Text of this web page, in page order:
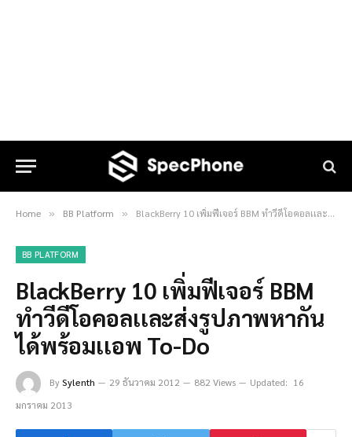
Home » BB Platform » BlackBerry 10 เพิ่มฟีเจอร์ BBM ทำวีดีโอคอลเเละส่งรูปภาพหากันได้พร้อมเเอพ To-Do
BB PLATFORM
BlackBerry 10 เพิ่มฟีเจอร์ BBM
ทำวีดีโอคอลเเละส่งรูปภาพหากัน
ได้พร้อมเเอพ To-Do
BySylenth 29 ธันวาคม 2012 882 Views Updated: 16
มกราคม 2013